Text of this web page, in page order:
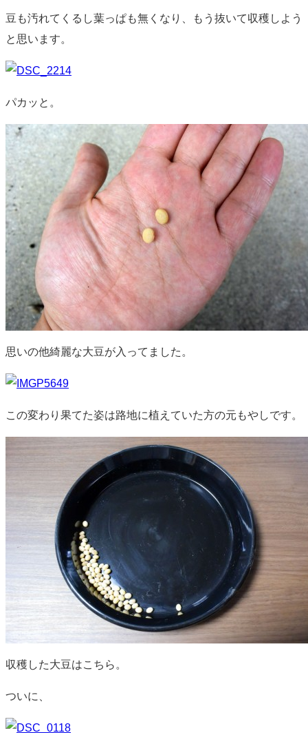
豆も汚れてくるし葉っぱも無くなり、もう抜いて収穫しよう
と思います。
パカッと。
思いの他綺麗な大豆が入ってました。
この変わり果てた姿は路地に植えていた方の元もやしです。
収穫した大豆はこちら。
ついに、